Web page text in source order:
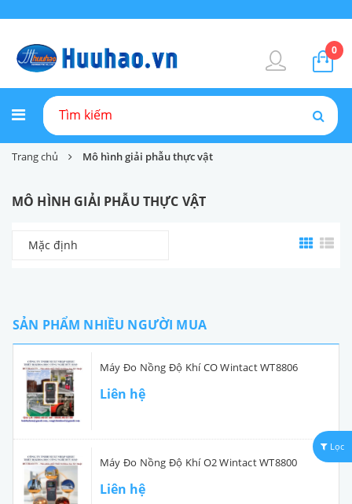
0
Trang chủ Mô hình giải phẫu thực vật
MÔ HÌNH GIẢI PHẪU THỰC VẬT
Mặc định
SẢN PHẨM NHIỀU NGƯỜI MUA
Máy Đo Nồng Độ Khí CO Wintact WT8806
Liên hệ
Máy Đo Nồng Độ Khí O2 Wintact WT8800
Liên hệ
Lọc